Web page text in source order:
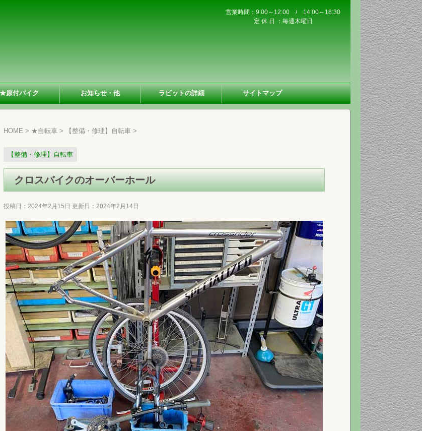
営業時間：9:00～12:00 / 14:00～18:30
定 休 日 ：毎週木曜日
★原付バイク お知らせ・他 ラビットの詳細 サイトマップ
HOME > ★自転車 > 【整備・修理】自転車 >
【整備・修理】自転車
クロスバイクのオーバーホール
投稿日：2024年2月15日 更新日： 2024年2月14日